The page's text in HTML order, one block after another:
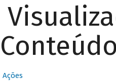
Ações